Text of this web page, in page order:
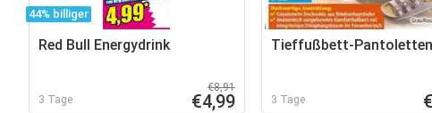
44% billiger
Red Bull Energydrink
3 Tage
€8,91
€4,99
Tieffußbett-Pantoletten
3 Tage